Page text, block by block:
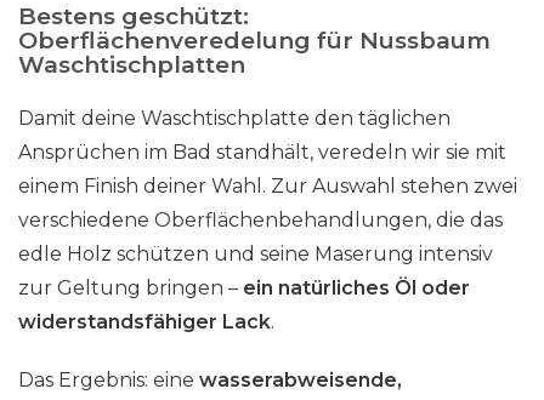
Bestens geschützt:
Oberflächenveredelung für Nussbaum
Waschtischplatten
Damit deine Waschtischplatte den täglichen
Ansprüchen im Bad standhält, veredeln wir sie mit
einem Finish deiner Wahl. Zur Auswahl stehen zwei
verschiedene Oberflächenbehandlungen, die das
edle Holz schützen und seine Maserung intensiv
zur Geltung bringen – ein natürliches Öl oder
widerstandsfähiger Lack.
Das Ergebnis: eine wasserabweisende,